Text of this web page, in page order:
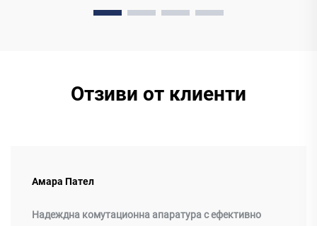
Отзиви от клиенти
Амара Пател
Надеждна комутационна апаратура с ефективно